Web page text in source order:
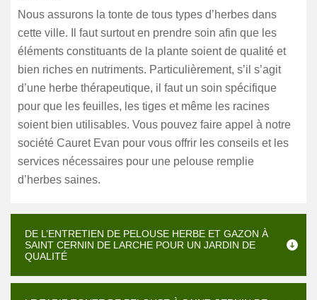
Nous assurons la tonte de tous types d’herbes dans
cette ville. Il faut surtout en prendre soin afin que les
éléments constituants de la plante soient de qualité et
bien riches en nutriments. Particulièrement, s’il s’agit
d’une herbe thérapeutique, il faut un soin spécifique
pour que les feuilles, les tiges et même les racines
soient bien utilisables. Vous pouvez faire appel à notre
société Cauret Evan pour vous offrir les conseils et les
services nécessaires pour une pelouse remplie
d’herbes saines.
DE L’ENTRETIEN DE PELOUSE HERBE ET GAZON À
SAINT CERNIN DE LARCHE POUR UN JARDIN DE
QUALITÉ